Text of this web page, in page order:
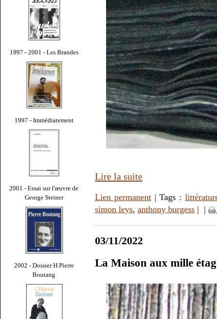
1997 - 2001 - Les Brandes
1997 - Immédiatement
2001 - Essai sur l'œuvre de
George Steiner
2002 - Dossier H Pierre
Boutang
Lire la suite
Lien permanent| Tags :
simon leys, anthony burgess | |
03/11/2022
La Maison aux mille